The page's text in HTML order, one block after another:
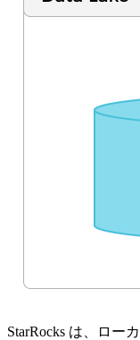
StarRocks は、ロー